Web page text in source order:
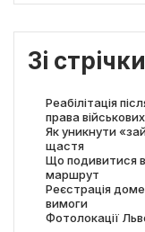
Зі
Реабілітація
права
Як уникнути
щастя
Що подивитися
маршрут
Реєстрація
вимоги
Фотолокації